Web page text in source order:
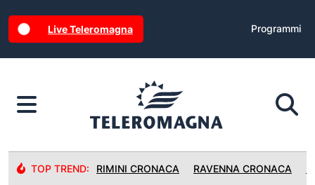
Live Teleromagna Programmi
TOP TREND: RIMINI CRONACA RAVENNA CRONACA